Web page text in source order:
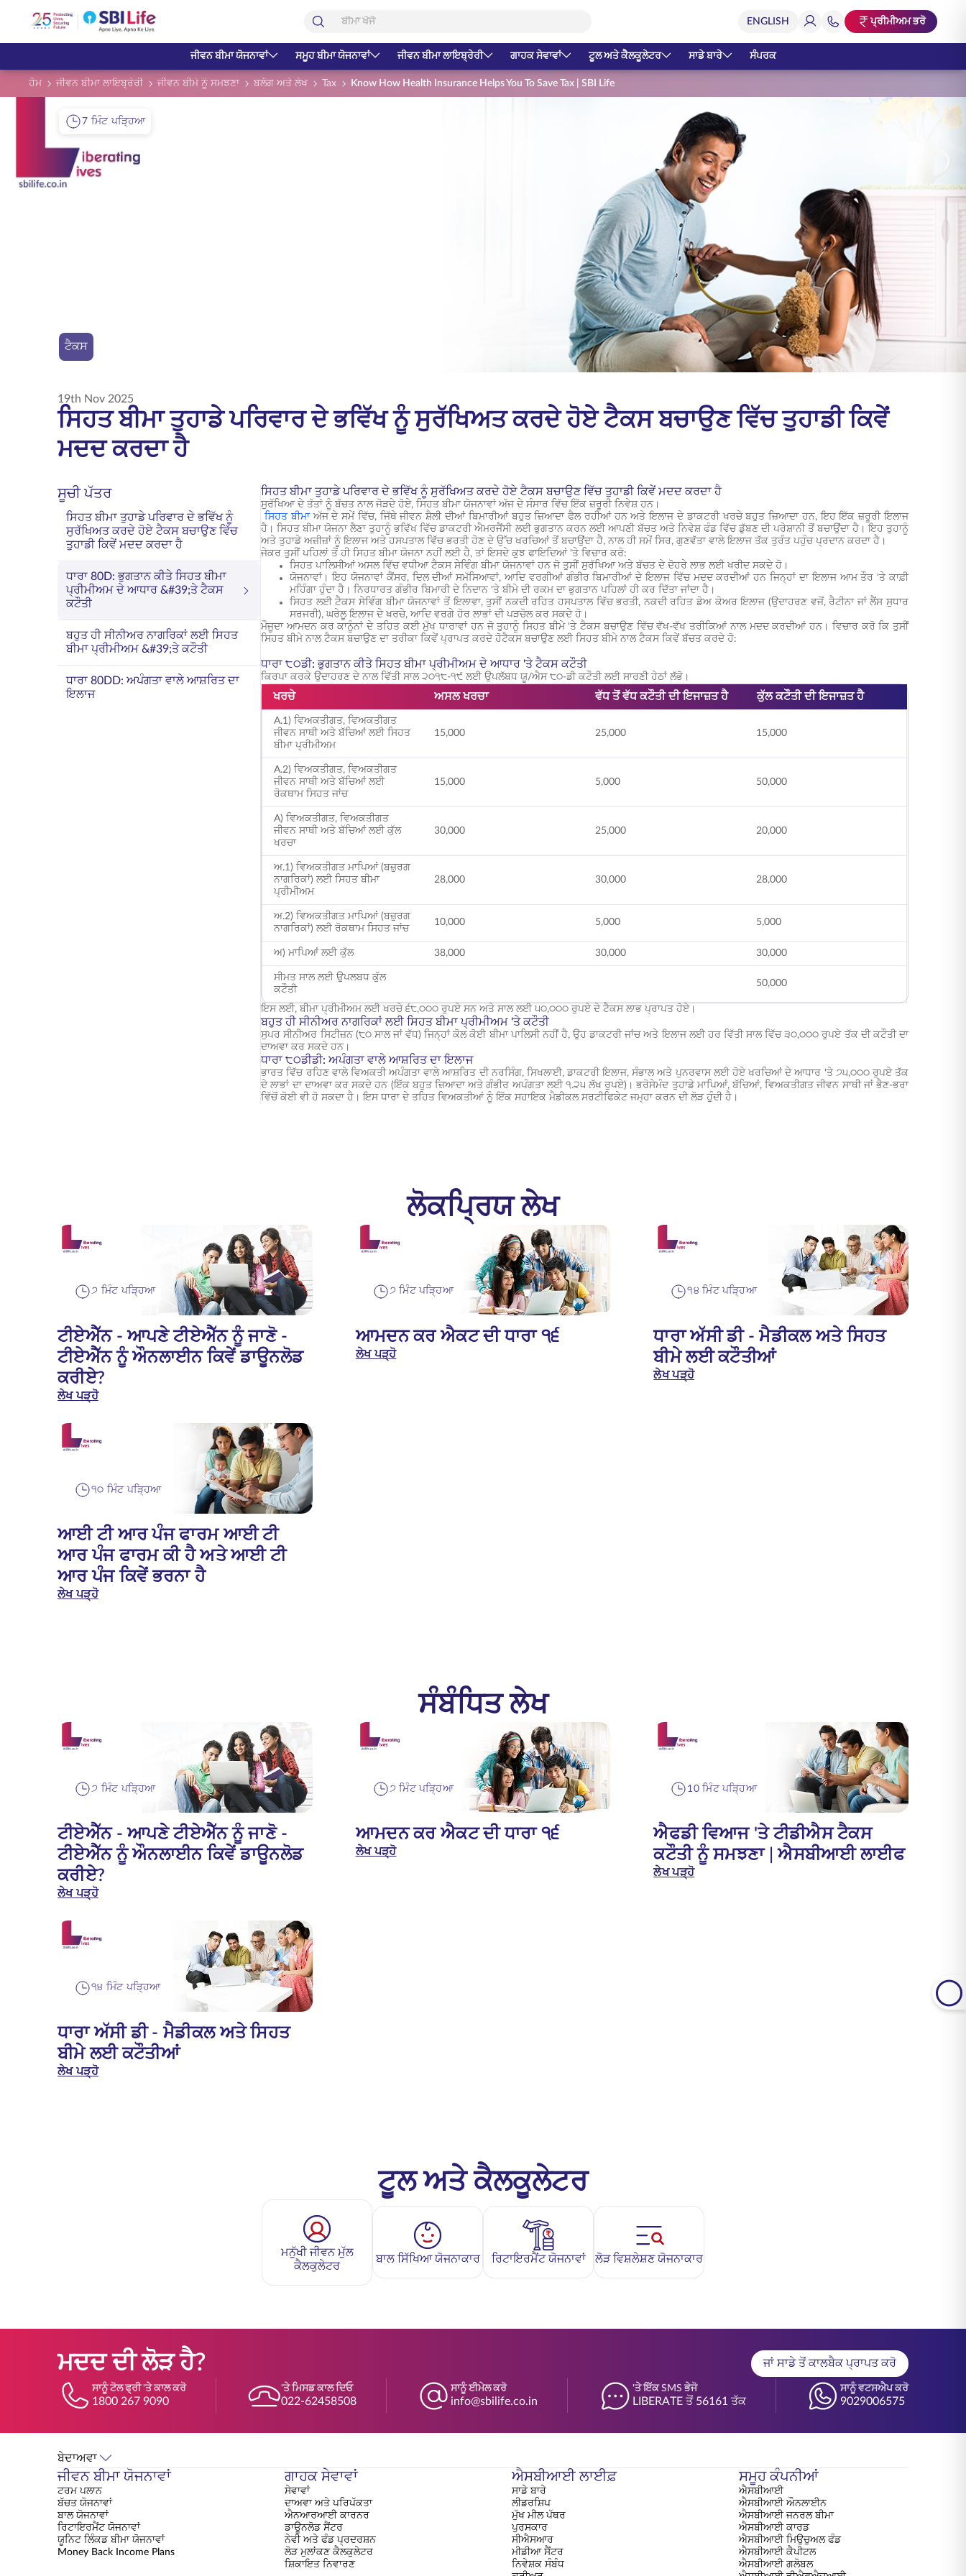
ਪ੍ਰੀਮੀਅਮ ਭਰੋ
ਜੀਵਨ ਬੀਮਾ ਯੋਜਨਾਵਾਂ ਸਮੂਹ ਬੀਮਾ ਯੋਜਨਾਵਾਂ ਜੀਵਨ ਬੀਮਾ ਲਾਇਬ੍ਰੇਰੀ ਗਾਹਕ ਸੇਵਾਵਾਂ ਟੂਲ ਅਤੇ ਕੈਲਕੂਲੇਟਰ ਸਾਡੇ ਬਾਰੇ ਸੰਪਰਕ
ਹੋਮ ਜੀਵਨ ਬੀਮਾ ਲਾਇਬ੍ਰੇਰੀ ਜੀਵਨ ਬੀਮੇ ਨੂੰ ਸਮਝਣਾ ਬਲੌਗ ਅਤੇ ਲੇਖ Tax Know How Health Insurance Helps You To Save Tax | SBI Life
7 ਮਿੰਟ ਪੜ੍ਹਿਆ
ਟੈਕਸ
19th Nov 2025
ਸਿਹਤ ਬੀਮਾ ਤੁਹਾਡੇ ਪਰਿਵਾਰ ਦੇ ਭਵਿੱਖ ਨੂੰ ਸੁਰੱਖਿਅਤ ਕਰਦੇ ਹੋਏ ਟੈਕਸ ਬਚਾਉਣ ਵਿੱਚ ਤੁਹਾਡੀ ਕਿਵੇਂ
ਮਦਦ ਕਰਦਾ ਹੈ
ਸੂਚੀ ਪੱਤਰ
ਸਿਹਤ ਬੀਮਾ ਤੁਹਾਡੇ ਪਰਿਵਾਰ ਦੇ ਭਵਿੱਖ ਨੂੰ
ਸੁਰੱਖਿਅਤ ਕਰਦੇ ਹੋਏ ਟੈਕਸ ਬਚਾਉਣ ਵਿੱਚ
ਤੁਹਾਡੀ ਕਿਵੇਂ ਮਦਦ ਕਰਦਾ ਹੈ
ਧਾਰਾ 80D: ਭੁਗਤਾਨ ਕੀਤੇ ਸਿਹਤ ਬੀਮਾ
ਪ੍ਰੀਮੀਅਮ ਦੇ ਆਧਾਰ &#39;ਤੇ ਟੈਕਸ
ਕਟੌਤੀ
ਬਹੁਤ ਹੀ ਸੀਨੀਅਰ ਨਾਗਰਿਕਾਂ ਲਈ ਸਿਹਤ
ਬੀਮਾ ਪ੍ਰੀਮੀਅਮ &#39;ਤੇ ਕਟੌਤੀ
ਧਾਰਾ 80DD: ਅਪੰਗਤਾ ਵਾਲੇ ਆਸ਼ਰਿਤ ਦਾ
ਇਲਾਜ
ਸਿਹਤ ਬੀਮਾ ਤੁਹਾਡੇ ਪਰਿਵਾਰ ਦੇ ਭਵਿੱਖ ਨੂੰ ਸੁਰੱਖਿਅਤ ਕਰਦੇ ਹੋਏ ਟੈਕਸ ਬਚਾਉਣ ਵਿੱਚ ਤੁਹਾਡੀ ਕਿਵੇਂ ਮਦਦ ਕਰਦਾ ਹੈ
ਸੁਰੱਖਿਆ ਦੇ ਤੱਤਾਂ ਨੂੰ ਬੱਚਤ ਨਾਲ ਜੋੜਦੇ ਹੋਏ, ਸਿਹਤ ਬੀਮਾ ਯੋਜਨਾਵਾਂ ਅੱਜ ਦੇ ਸੰਸਾਰ ਵਿੱਚ ਇੱਕ ਜ਼ਰੂਰੀ ਨਿਵੇਸ਼ ਹਨ।
ਸਿਹਤ ਬੀਮਾਅੱਜ ਦੇ ਸਮੇਂ ਵਿੱਚ, ਜਿੱਥੇ ਜੀਵਨ ਸ਼ੈਲੀ ਦੀਆਂ ਬਿਮਾਰੀਆਂ ਬਹੁਤ ਜ਼ਿਆਦਾ ਫੈਲ ਰਹੀਆਂ ਹਨ ਅਤੇ ਇਲਾਜ ਦੇ ਡਾਕਟਰੀ ਖਰਚੇ ਬਹੁਤ ਜ਼ਿਆਦਾ ਹਨ, ਇਹ ਇੱਕ ਜ਼ਰੂਰੀ ਇਲਾਜ
ਹੈ। ਸਿਹਤ ਬੀਮਾ ਯੋਜਨਾ ਲੈਣਾ ਤੁਹਾਨੂੰ ਭਵਿੱਖ ਵਿੱਚ ਡਾਕਟਰੀ ਐਮਰਜੈਂਸੀ ਲਈ ਭੁਗਤਾਨ ਕਰਨ ਲਈ ਆਪਣੀ ਬੱਚਤ ਅਤੇ ਨਿਵੇਸ਼ ਫੰਡ ਵਿੱਚ ਡੁੱਬਣ ਦੀ ਪਰੇਸ਼ਾਨੀ ਤੋਂ ਬਚਾਉਂਦਾ ਹੈ। ਇਹ ਤੁਹਾਨੂੰ
ਅਤੇ ਤੁਹਾਡੇ ਅਜ਼ੀਜ਼ਾਂ ਨੂੰ ਇਲਾਜ ਅਤੇ ਹਸਪਤਾਲ ਵਿੱਚ ਭਰਤੀ ਹੋਣ ਦੇ ਉੱਚ ਖਰਚਿਆਂ ਤੋਂ ਬਚਾਉਂਦਾ ਹੈ, ਨਾਲ ਹੀ ਸਮੇਂ ਸਿਰ, ਗੁਣਵੱਤਾ ਵਾਲੇ ਇਲਾਜ ਤੱਕ ਤੁਰੰਤ ਪਹੁੰਚ ਪ੍ਰਦਾਨ ਕਰਦਾ ਹੈ।
ਜੇਕਰ ਤੁਸੀਂ ਪਹਿਲਾਂ ਤੋਂ ਹੀ ਸਿਹਤ ਬੀਮਾ ਯੋਜਨਾ ਨਹੀਂ ਲਈ ਹੈ, ਤਾਂ ਇਸਦੇ ਕੁਝ ਫਾਇਦਿਆਂ 'ਤੇ ਵਿਚਾਰ ਕਰੋ:
ਸਿਹਤ ਪਾਲਿਸੀਆਂ ਅਸਲ ਵਿੱਚ ਵਧੀਆ ਟੈਕਸ ਸੇਵਿੰਗ ਬੀਮਾ ਯੋਜਨਾਵਾਂ ਹਨ ਜੋ ਤੁਸੀਂ ਸੁਰੱਖਿਆ ਅਤੇ ਬੱਚਤ ਦੇ ਦੋਹਰੇ ਲਾਭ ਲਈ ਖਰੀਦ ਸਕਦੇ ਹੋ।
ਯੋਜਨਾਵਾਂ। ਇਹ ਯੋਜਨਾਵਾਂ ਕੈਂਸਰ, ਦਿਲ ਦੀਆਂ ਸਮੱਸਿਆਵਾਂ, ਆਦਿ ਵਰਗੀਆਂ ਗੰਭੀਰ ਬਿਮਾਰੀਆਂ ਦੇ ਇਲਾਜ ਵਿੱਚ ਮਦਦ ਕਰਦੀਆਂ ਹਨ ਜਿਨ੍ਹਾਂ ਦਾ ਇਲਾਜ ਆਮ ਤੌਰ 'ਤੇ ਕਾਫ਼ੀ
ਮਹਿੰਗਾ ਹੁੰਦਾ ਹੈ। ਨਿਰਧਾਰਤ ਗੰਭੀਰ ਬਿਮਾਰੀ ਦੇ ਨਿਦਾਨ 'ਤੇ ਬੀਮੇ ਦੀ ਰਕਮ ਦਾ ਭੁਗਤਾਨ ਪਹਿਲਾਂ ਹੀ ਕਰ ਦਿੱਤਾ ਜਾਂਦਾ ਹੈ।
ਸਿਹਤ ਲਈ ਟੈਕਸ ਸੇਵਿੰਗ ਬੀਮਾ ਯੋਜਨਾਵਾਂ ਤੋਂ ਇਲਾਵਾ, ਤੁਸੀਂ ਨਕਦੀ ਰਹਿਤ ਹਸਪਤਾਲ ਵਿੱਚ ਭਰਤੀ, ਨਕਦੀ ਰਹਿਤ ਡੇਅ ਕੇਅਰ ਇਲਾਜ (ਉਦਾਹਰਣ ਵਜੋਂ, ਰੈਟੀਨਾ ਜਾਂ ਲੈਂਸ ਸੁਧਾਰ
ਸਰਜਰੀ), ਘਰੇਲੂ ਇਲਾਜ ਦੇ ਖਰਚੇ, ਆਦਿ ਵਰਗੇ ਹੋਰ ਲਾਭਾਂ ਦੀ ਪੜਚੋਲ ਕਰ ਸਕਦੇ ਹੋ।
ਮੌਜੂਦਾ ਆਮਦਨ ਕਰ ਕਾਨੂੰਨਾਂ ਦੇ ਤਹਿਤ ਕਈ ਮੁੱਖ ਧਾਰਾਵਾਂ ਹਨ ਜੋ ਤੁਹਾਨੂੰ ਸਿਹਤ ਬੀਮੇ 'ਤੇ ਟੈਕਸ ਬਚਾਉਣ ਵਿੱਚ ਵੱਖ-ਵੱਖ ਤਰੀਕਿਆਂ ਨਾਲ ਮਦਦ ਕਰਦੀਆਂ ਹਨ। ਵਿਚਾਰ ਕਰੋ ਕਿ ਤੁਸੀਂ
ਸਿਹਤ ਬੀਮੇ ਨਾਲ ਟੈਕਸ ਬਚਾਉਣ ਦਾ ਤਰੀਕਾ ਕਿਵੇਂ ਪ੍ਰਾਪਤ ਕਰਦੇ ਹੋਟੈਕਸ ਬਚਾਉਣ ਲਈ ਸਿਹਤ ਬੀਮੇ ਨਾਲ ਟੈਕਸ ਕਿਵੇਂ ਬੱਚਤ ਕਰਦੇ ਹੋ:
ਧਾਰਾ ੮੦ਡੀ: ਭੁਗਤਾਨ ਕੀਤੇ ਸਿਹਤ ਬੀਮਾ ਪ੍ਰੀਮੀਅਮ ਦੇ ਆਧਾਰ 'ਤੇ ਟੈਕਸ ਕਟੌਤੀ
ਕਿਰਪਾ ਕਰਕੇ ਉਦਾਹਰਣ ਦੇ ਨਾਲ ਵਿੱਤੀ ਸਾਲ ੨੦੧੮-੧੯ ਲਈ ਉਪਲੱਬਧ ਯੂ/ਐਸ ੮੦-ਡੀ ਕਟੌਤੀ ਲਈ ਸਾਰਣੀ ਹੇਠਾਂ ਲੱਭੋ।
ਖਰਚੇ ਅਸਲ ਖਰਚਾ ਵੱਧ ਤੋਂ ਵੱਧ ਕਟੌਤੀ ਦੀ ਇਜਾਜ਼ਤ ਹੈ ਕੁੱਲ ਕਟੌਤੀ ਦੀ ਇਜਾਜ਼ਤ ਹੈ
A.1) ਵਿਅਕਤੀਗਤ, ਵਿਅਕਤੀਗਤ
ਜੀਵਨ ਸਾਥੀ ਅਤੇ ਬੱਚਿਆਂ ਲਈ ਸਿਹਤ
ਬੀਮਾ ਪ੍ਰੀਮੀਅਮ
15,000 25,000 15,000
A.2) ਵਿਅਕਤੀਗਤ, ਵਿਅਕਤੀਗਤ
ਜੀਵਨ ਸਾਥੀ ਅਤੇ ਬੱਚਿਆਂ ਲਈ
ਰੋਕਥਾਮ ਸਿਹਤ ਜਾਂਚ
15,000 5,000 50,000
A) ਵਿਅਕਤੀਗਤ, ਵਿਅਕਤੀਗਤ
ਜੀਵਨ ਸਾਥੀ ਅਤੇ ਬੱਚਿਆਂ ਲਈ ਕੁੱਲ
ਖਰਚਾ
30,000 25,000 20,000
ਅ.1) ਵਿਅਕਤੀਗਤ ਮਾਪਿਆਂ (ਬਜ਼ੁਰਗ
ਨਾਗਰਿਕਾਂ) ਲਈ ਸਿਹਤ ਬੀਮਾ
ਪ੍ਰੀਮੀਅਮ
28,000 30,000 28,000
ਅ.2) ਵਿਅਕਤੀਗਤ ਮਾਪਿਆਂ (ਬਜ਼ੁਰਗ
ਨਾਗਰਿਕਾਂ) ਲਈ ਰੋਕਥਾਮ ਸਿਹਤ ਜਾਂਚ
10,000 5,000 5,000
ਅ) ਮਾਪਿਆਂ ਲਈ ਕੁੱਲ 38,000 30,000 30,000
ਸੀਮਤ ਸਾਲ ਲਈ ਉਪਲਬਧ ਕੁੱਲ
ਕਟੌਤੀ
50,000
ਇਸ ਲਈ, ਬੀਮਾ ਪ੍ਰੀਮੀਅਮ ਲਈ ਖਰਚੇ ੬੮,੦੦੦ ਰੁਪਏ ਸਨ ਅਤੇ ਸਾਲ ਲਈ ੫੦,੦੦੦ ਰੁਪਏ ਦੇ ਟੈਕਸ ਲਾਭ ਪ੍ਰਾਪਤ ਹੋਏ।
ਬਹੁਤ ਹੀ ਸੀਨੀਅਰ ਨਾਗਰਿਕਾਂ ਲਈ ਸਿਹਤ ਬੀਮਾ ਪ੍ਰੀਮੀਅਮ 'ਤੇ ਕਟੌਤੀ
ਸੁਪਰ ਸੀਨੀਅਰ ਸਿਟੀਜ਼ਨ (੮੦ ਸਾਲ ਜਾਂ ਵੱਧ) ਜਿਨ੍ਹਾਂ ਕੋਲ ਕੋਈ ਬੀਮਾ ਪਾਲਿਸੀ ਨਹੀਂ ਹੈ, ਉਹ ਡਾਕਟਰੀ ਜਾਂਚ ਅਤੇ ਇਲਾਜ ਲਈ ਹਰ ਵਿੱਤੀ ਸਾਲ ਵਿੱਚ ੩੦,੦੦੦ ਰੁਪਏ ਤੱਕ ਦੀ ਕਟੌਤੀ ਦਾ
ਦਾਅਵਾ ਕਰ ਸਕਦੇ ਹਨ।
ਧਾਰਾ ੮੦ਡੀਡੀ: ਅਪੰਗਤਾ ਵਾਲੇ ਆਸ਼ਰਿਤ ਦਾ ਇਲਾਜ
ਭਾਰਤ ਵਿੱਚ ਰਹਿਣ ਵਾਲੇ ਵਿਅਕਤੀ ਅਪੰਗਤਾ ਵਾਲੇ ਆਸ਼ਰਿਤ ਦੀ ਨਰਸਿੰਗ, ਸਿਖਲਾਈ, ਡਾਕਟਰੀ ਇਲਾਜ, ਸੰਭਾਲ ਅਤੇ ਪੁਨਰਵਾਸ ਲਈ ਹੋਏ ਖਰਚਿਆਂ ਦੇ ਆਧਾਰ 'ਤੇ ੭੫,੦੦੦ ਰੁਪਏ ਤੱਕ
ਦੇ ਲਾਭਾਂ ਦਾ ਦਾਅਵਾ ਕਰ ਸਕਦੇ ਹਨ (ਇੱਕ ਬਹੁਤ ਜ਼ਿਆਦਾ ਅਤੇ ਗੰਭੀਰ ਅਪੰਗਤਾ ਲਈ ੧.੨੫ ਲੱਖ ਰੁਪਏ)। ਭਰੋਸੇਮੰਦ ਤੁਹਾਡੇ ਮਾਪਿਆਂ, ਬੱਚਿਆਂ, ਵਿਅਕਤੀਗਤ ਜੀਵਨ ਸਾਥੀ ਜਾਂ ਭੈਣ-ਭਰਾ
ਵਿੱਚੋਂ ਕੋਈ ਵੀ ਹੋ ਸਕਦਾ ਹੈ। ਇਸ ਧਾਰਾ ਦੇ ਤਹਿਤ ਵਿਅਕਤੀਆਂ ਨੂੰ ਇੱਕ ਸਹਾਇਕ ਮੈਡੀਕਲ ਸਰਟੀਫਿਕੇਟ ਜਮ੍ਹਾ ਕਰਨ ਦੀ ਲੋੜ ਹੁੰਦੀ ਹੈ।
ਲੋਕਪ੍ਰਿਯ ਲੇਖ
੭ ਮਿੰਟ ਪੜ੍ਹਿਆ
ਟੀਏਐੱਨ - ਆਪਣੇ ਟੀਏਐੱਨ ਨੂੰ ਜਾਣੋ -
ਟੀਏਐੱਨ ਨੂੰ ਔਨਲਾਈਨ ਕਿਵੇਂ ਡਾਊਨਲੋਡ
ਕਰੀਏ?
ਲੇਖ ਪੜ੍ਹੋ
੭ ਮਿੰਟ ਪੜ੍ਹਿਆ
ਆਮਦਨ ਕਰ ਐਕਟ ਦੀ ਧਾਰਾ ੧੬
ਲੇਖ ਪੜ੍ਹੋ
੧੪ ਮਿੰਟ ਪੜ੍ਹਿਆ
ਧਾਰਾ ਅੱਸੀ ਡੀ - ਮੈਡੀਕਲ ਅਤੇ ਸਿਹਤ
ਬੀਮੇ ਲਈ ਕਟੌਤੀਆਂ
ਲੇਖ ਪੜ੍ਹੋ
੧੦ ਮਿੰਟ ਪੜ੍ਹਿਆ
ਆਈ ਟੀ ਆਰ ਪੰਜ ਫਾਰਮ ਆਈ ਟੀ
ਆਰ ਪੰਜ ਫਾਰਮ ਕੀ ਹੈ ਅਤੇ ਆਈ ਟੀ
ਆਰ ਪੰਜ ਕਿਵੇਂ ਭਰਨਾ ਹੈ
ਲੇਖ ਪੜ੍ਹੋ
ਸੰਬੰਧਿਤ ਲੇਖ
੭ ਮਿੰਟ ਪੜ੍ਹਿਆ
ਟੀਏਐੱਨ - ਆਪਣੇ ਟੀਏਐੱਨ ਨੂੰ ਜਾਣੋ -
ਟੀਏਐੱਨ ਨੂੰ ਔਨਲਾਈਨ ਕਿਵੇਂ ਡਾਊਨਲੋਡ
ਕਰੀਏ?
ਲੇਖ ਪੜ੍ਹੋ
੭ ਮਿੰਟ ਪੜ੍ਹਿਆ
ਆਮਦਨ ਕਰ ਐਕਟ ਦੀ ਧਾਰਾ ੧੬
ਲੇਖ ਪੜ੍ਹੋ
10 ਮਿੰਟ ਪੜ੍ਹਿਆ
ਐਫਡੀ ਵਿਆਜ 'ਤੇ ਟੀਡੀਐਸ ਟੈਕਸ
ਕਟੌਤੀ ਨੂੰ ਸਮਝਣਾ | ਐਸਬੀਆਈ ਲਾਈਫ
ਲੇਖ ਪੜ੍ਹੋ
੧੪ ਮਿੰਟ ਪੜ੍ਹਿਆ
ਧਾਰਾ ਅੱਸੀ ਡੀ - ਮੈਡੀਕਲ ਅਤੇ ਸਿਹਤ
ਬੀਮੇ ਲਈ ਕਟੌਤੀਆਂ
ਲੇਖ ਪੜ੍ਹੋ
ਟੂਲ ਅਤੇ ਕੈਲਕੂਲੇਟਰ
ਮਨੁੱਖੀ ਜੀਵਨ ਮੁੱਲ
ਕੈਲਕੁਲੇਟਰ
ਬਾਲ ਸਿੱਖਿਆ ਯੋਜਨਾਕਾਰ ਰਿਟਾਇਰਮੈਂਟ ਯੋਜਨਾਵਾਂ ਲੋੜ ਵਿਸ਼ਲੇਸ਼ਣ ਯੋਜਨਾਕਾਰ
ਮਦਦ ਦੀ ਲੋੜ ਹੈ? ਜਾਂ ਸਾਡੇ ਤੋਂ ਕਾਲਬੈਕ ਪ੍ਰਾਪਤ ਕਰੋ
ਸਾਨੂੰ ਟੋਲ ਫ੍ਰੀ 'ਤੇ ਕਾਲ ਕਰੋ
1800 267 9090
'ਤੇ ਮਿਸਡ ਕਾਲ ਦਿਓ
022-62458508
ਸਾਨੂੰ ਈਮੇਲ ਕਰੋ
info@sbilife.co.in
'ਤੇ ਇੱਕ SMS ਭੇਜੋ
LIBERATE ਤੋਂ 56161 ਤੱਕ
ਸਾਨੂੰ ਵਟਸਐਪ ਕਰੋ
9029006575
ਬੇਦਾਅਵਾ
ਜੀਵਨ ਬੀਮਾ ਯੋਜਨਾਵਾਂ
ਟਰਮ ਪਲਾਨ
ਬੱਚਤ ਯੋਜਨਾਵਾਂ
ਬਾਲ ਯੋਜਨਾਵਾਂ
ਰਿਟਾਇਰਮੈਂਟ ਯੋਜਨਾਵਾਂ
ਯੂਨਿਟ ਲਿੰਕਡ ਬੀਮਾ ਯੋਜਨਾਵਾਂ
Money Back Income Plans
ਗਾਹਕ ਸੇਵਾਵਾਂ
ਸੇਵਾਵਾਂ
ਦਾਅਵਾ ਅਤੇ ਪਰਿਪੱਕਤਾ
ਐਨਆਰਆਈ ਕਾਰਨਰ
ਡਾਊਨਲੋਡ ਸੈਂਟਰ
ਨੇਵੀ ਅਤੇ ਫੰਡ ਪ੍ਰਦਰਸ਼ਨ
ਲੋੜ ਮੁਲਾਂਕਣ ਕੈਲਕੁਲੇਟਰ
ਸ਼ਿਕਾਇਤ ਨਿਵਾਰਣ
ਐਸਬੀਆਈ ਲਾਈਫ਼
ਸਾਡੇ ਬਾਰੇ
ਲੀਡਰਸ਼ਿਪ
ਮੁੱਖ ਮੀਲ ਪੱਥਰ
ਪੁਰਸਕਾਰ
ਸੀਐਸਆਰ
ਮੀਡੀਆ ਸੈਂਟਰ
ਨਿਵੇਸ਼ਕ ਸੰਬੰਧ
ਸਮੂਹ ਕੰਪਨੀਆਂ
ਐਸਬੀਆਈ
ਐਸਬੀਆਈ ਔਨਲਾਈਨ
ਐਸਬੀਆਈ ਜਨਰਲ ਬੀਮਾ
ਐਸਬੀਆਈ ਕਾਰਡ
ਐਸਬੀਆਈ ਮਿਉਚੁਅਲ ਫੰਡ
ਐਸਬੀਆਈ ਕੈਪੀਟਲ
ਐਸਬੀਆਈ ਗਲੋਬਲ